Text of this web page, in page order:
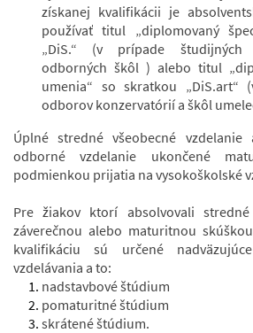
získanej kvalifikácii je
používať titul „diplomovaný
„DiS.“ (v prípade študijných
odborných škôl ) alebo titul
umenia“ so skratkou „DiS.art“
odborov konzervatórií a škôl
Úplné stredné všeobecné
odborné vzdelanie ukončené
podmienkou prijatia na vysokoškolské
Pre žiakov ktorí absolvovali
záverečnou alebo maturitnou
kvalifikáciu sú určené
vzdelávania a to:
nadstavbové štúdium
pomaturitné štúdium
skrátené štúdium.